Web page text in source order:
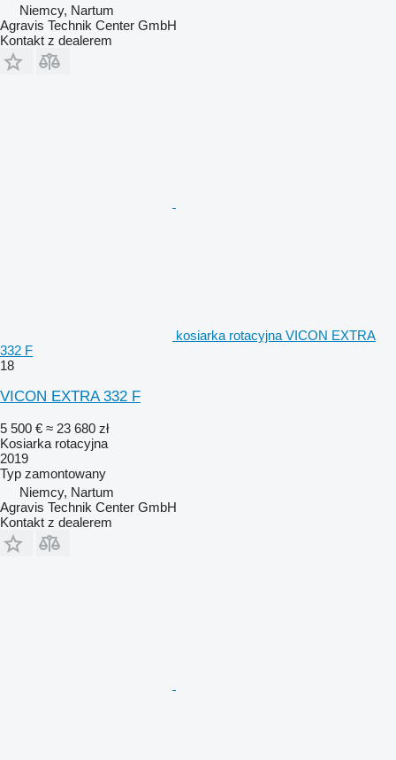
Niemcy, Nartum
Agravis Technik Center GmbH
Kontakt z dealerem
kosiarka rotacyjna VICON EXTRA
332 F
18
VICON EXTRA 332 F
5 500 € ≈ 23 680 zł
Kosiarka rotacyjna
2019
Typ zamontowany
Niemcy, Nartum
Agravis Technik Center GmbH
Kontakt z dealerem